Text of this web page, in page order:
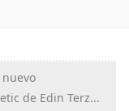
de Edin Terz...